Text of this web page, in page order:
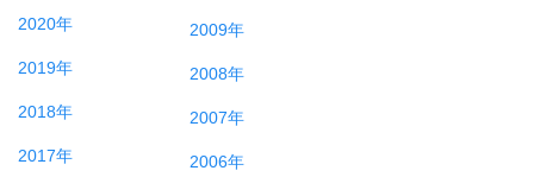
2020年
2019年
2018年
2017年
2009年
2008年
2007年
2006年